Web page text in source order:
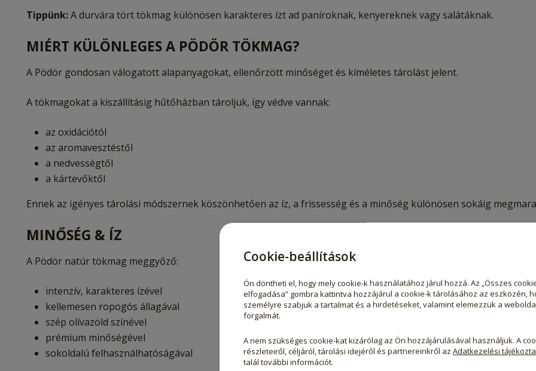
Tippünk:A durvára tört tökmag különösen karakteres ízt ad paníroknak, kenyereknek vagy salátáknak.
MIÉRT KÜLÖNLEGES A PÖDÖR TÖKMAG?
A Pödör gondosan válogatott alapanyagokat, ellenőrzött minőséget és kíméletes tárolást jelent.
A tökmagokat a kiszállításig hűtőházban tároljuk, így védve vannak:
az oxidációtól
az aromavesztéstől
a nedvességtől
a kártevőktől
Ennek az igényes tárolási módszernek köszönhetően az íz, a frissesség és a minőség különösen sokáig
MINŐSÉG & ÍZ
A Pödör natúr tökmag meggyőző:
intenzív, karakteres ízével
kellemesen ropogós állagával
szép olívazöld színével
prémium minőségével
sokoldalú felhasználhatóságával
Cookie-beállítások
Ön döntheti el, hogy mely cookie-k használatához járul hozzá. Az „Összes
elfogadása” gombra kattintva hozzájárul a cookie-k tárolásához az eszközén,
személyre szabjuk a tartalmat és a hirdetéseket, valamint elemezzük a
forgalmát.
A nem szükséges cookie-kat kizárólag az Ön hozzájárulásával használjuk. A
részleteiről, céljáról, tárolási idejéről és partnereinkről az Adatkezelési
talál további információt.